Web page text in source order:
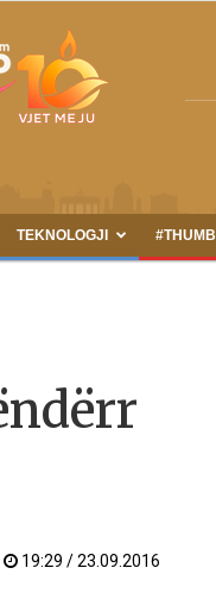
TEKNOLOGJI #THUMB
19:29 / 23.09.2016